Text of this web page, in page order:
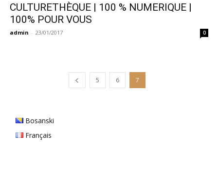
CULTURETHÈQUE | 100 % NUMERIQUE |
100% POUR VOUS
admin - 23/01/2017 0
5 6 7
Bosanski
Français